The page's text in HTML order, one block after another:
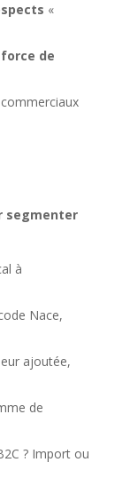
«
de
segmenter
à
Nace,
ajoutée,
de
? Import ou